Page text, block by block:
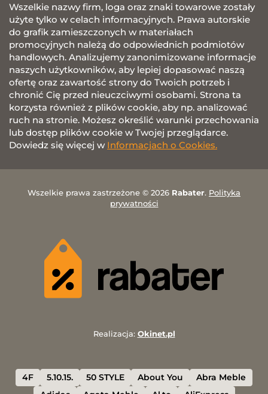
Wszelkie nazwy firm, loga oraz znaki towarowe zostały
użyte tylko w celach informacyjnych. Prawa autorskie
do grafik zamieszczonych w materiałach
promocyjnych należą do odpowiednich podmiotów
handlowych. Analizujemy zanonimizowane informacje
naszych użytkowników, aby lepiej dopasować naszą
ofertę oraz zawartość strony do Twoich potrzeb i
chronić Cię przed nieuczciwymi osobami. Strona ta
korzysta również z plików cookie, aby np. analizować
ruch na stronie. Możesz określić warunki przechowania
lub dostęp plików cookie w Twojej przeglądarce.
Dowiedz się więcej w Informacjach o Cookies.
Wszelkie prawa zastrzeżone © 2026 Rabater. Polityka
prywatności
Realizacja: Okinet.pl
4F 5.10.15. 50 STYLE About You
Abra Meble